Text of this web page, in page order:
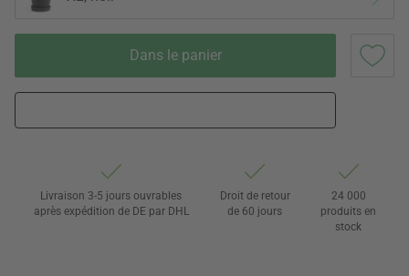
Dans le panier
Livraison 3-5 jours ouvrables
après expédition de DE par DHL
Droit de retour
de 60 jours
24 000
produits en
stock